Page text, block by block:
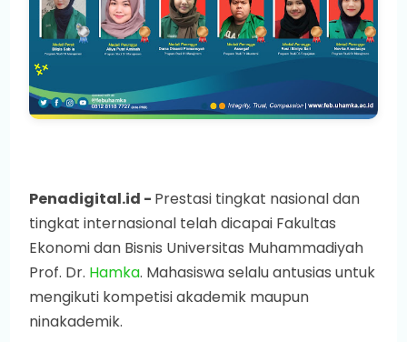
Penadigital.id - Prestasi tingkat nasional dan
tingkat internasional telah dicapai Fakultas
Ekonomi dan Bisnis Universitas Muhammadiyah
Prof. Dr. Hamka. Mahasiswa selalu antusias untuk
mengikuti kompetisi akademik maupun
ninakademik.